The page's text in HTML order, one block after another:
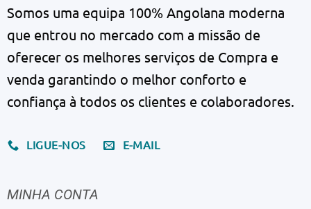
Somos uma equipa 100% Angolana moderna
que entrou no mercado com a missão de
oferecer os melhores serviços de Compra e
venda garantindo o melhor conforto e
confiança à todos os clientes e colaboradores.
LIGUE-NOS E-MAIL
MINHA CONTA